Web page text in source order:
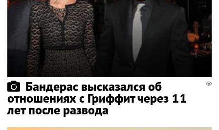
Бандерас высказался об
отношениях с Гриффит через 11
лет после развода